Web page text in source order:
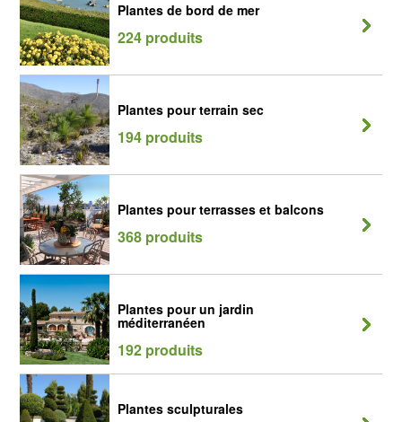
Plantes de bord de mer
224 produits
Plantes pour terrain sec
194 produits
Plantes pour terrasses et balcons
368 produits
Plantes pour un jardin
méditerranéen
192 produits
Plantes sculpturales